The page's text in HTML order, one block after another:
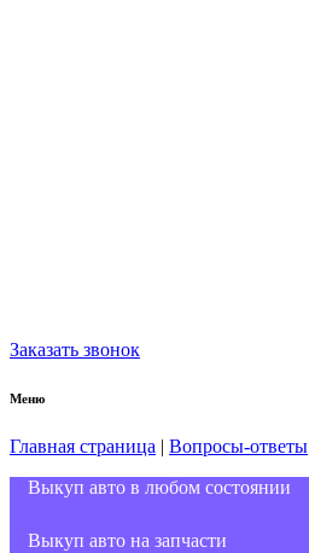
Заказать звонок
Меню
Главная страница | Вопросы-ответы
Выкуп авто в любом состоянии
Выкуп авто на запчасти